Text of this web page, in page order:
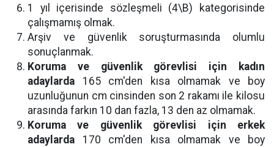
1 yıl içerisinde sözleşmeli (4\B) kategorisinde
çalışmamış olmak.
Arşiv ve güvenlik soruşturmasında olumlu
sonuçlanmak.
Koruma ve güvenlik görevlisi için kadın
adaylarda 165 cm'den kısa olmamak ve boy
uzunluğunun cm cinsinden son 2 rakamı ile kilosu
arasında farkın 10 dan fazla, 13 den az olmamak.
Koruma ve güvenlik görevlisi için erkek
adaylarda 170 cm'den kısa olmamak ve boy